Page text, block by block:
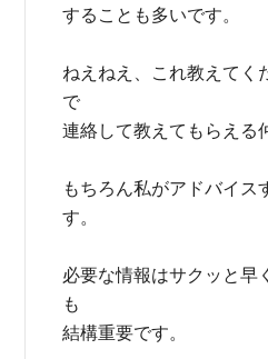
することも多いです。
ねえねえ、これ教えてく
で
連絡して教えてもらえる
もちろん私がアドバイス
す。
必要な情報はサクッと早
も
結構重要です。